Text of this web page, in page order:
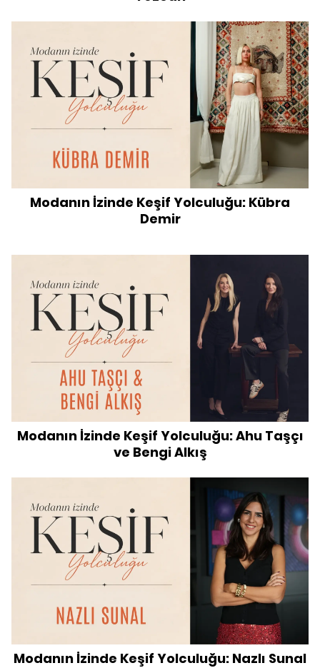
Modanın İzinde Keşif Yolculuğu: Kübra
Demir
Modanın İzinde Keşif Yolculuğu: Ahu Taşçı
ve Bengi Alkış
Modanın İzinde Keşif Yolculuğu: Nazlı Sunal